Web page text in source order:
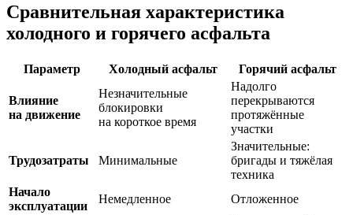
Сравнительная характеристика
холодного и горячего асфальта
Параметр Холодный асфальт Горячий асфальт
Влияние
на движение
Незначительные
блокировки
на короткое время
Надолго
перекрываются
протяжённые
участки
Трудозатраты Минимальные
Значительные:
бригады и тяжёлая
техника
Начало
эксплуатации
Немедленное
Отложенное